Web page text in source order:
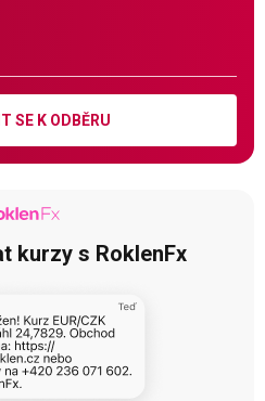
SE K ODBĚRU
kurzy s RoklenFx